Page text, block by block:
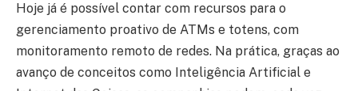
Hoje já é possível contar com recursos para o
gerenciamento proativo de ATMs e totens, com
monitoramento remoto de redes. Na prática, graças ao
avanço de conceitos como Inteligência Artificial e